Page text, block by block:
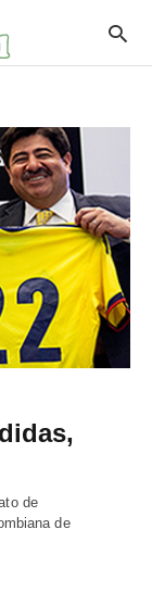
de
de